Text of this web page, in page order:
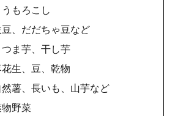
うもろこし
豆、だだちゃ豆など
つま芋、干し芋
花生、豆、乾物
然薯、長いも、山芋など
物野菜